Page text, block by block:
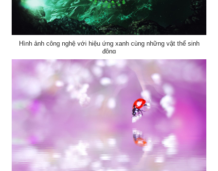
Hình ảnh công nghệ với hiệu ứng xanh cùng những vật thể sinh
động